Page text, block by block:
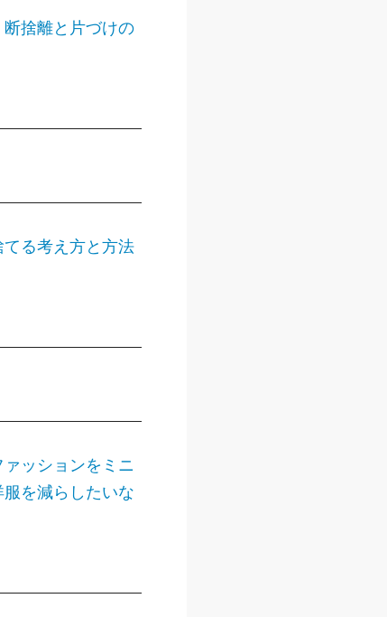
断捨離と片づけの
てる考え方と方法
ァッションをミニ
服を減らしたいな